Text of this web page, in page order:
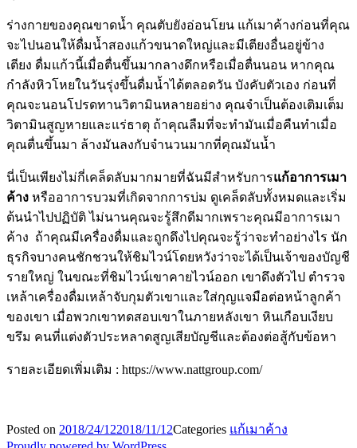
ร่างกายของคุณขาดน้ำ คุณตับยังอ่อนโยน แก้เมาค้างก่อนที่คุณ
จะไปนอนให้ดื่มน้ำสองแก้วขนาดใหญ่และมีเตียงอื่นอยู่ข้าง
เตียง ดื่มแก้วนี้เมื่อตื่นขึ้นมากลางดึกหรือเมื่อตื่นนอน หากคุณ
กำลังหิวโหยในวันรุ่งขึ้นดื่มน้ำได้ตลอดวัน บังคับตัวเอง ก่อนที่
คุณจะนอนโปรดทานวิตามินหลายอย่าง คุณจำเป็นต้องเติมเต็ม
วิตามินสูญหายและแร่ธาตุ ถ้าคุณลืมที่จะทำมันเมื่อคืนทำเมื่อ
คุณตื่นขึ้นมา ล้างมันลงกับจำนวนมากที่คุณมันน้ำ
นี่เป็นเพียงไม่กี่เคล็ดลับมากมายที่ฉันมีสำหรับการแก้อาการเมา
ค้าง หรืออาการบวมที่เกิดจากการบ่ม ดูเคล็ดลับทั้งหมดและเริ่ม
ต้นนำไปปฏิบัติ ไม่นานคุณจะรู้สึกดีมากเพราะคุณมีอาการเมา
ค้าง ถ้าคุณมีเครื่องดื่มและถูกดึงไปคุณจะรู้ว่าจะทำอย่างไร นัก
ธุรกิจบางคนชักชวนให้ชิมไวน์โดยหวังว่าจะได้เป็นเจ้าของบัญชี
รายใหญ่ ในขณะที่ชิมไวน์เขาคายไวน์ออก เขาดึงตัวไป ตำรวจ
เหล้าเครื่องดื่มเหล้าจับกุมตัวเขาและใส่กุญแจมือต่อหน้าลูกค้า
ของเขา เมื่อพวกเขาทดสอบเขาในภายหลังเขา หินเกือบเงียบ
ขรึม คนที่แต่งตัวประหลาดสูญเสียบัญชีและต้องต่อสู้กับข้อหา
รายละเอียดเพิ่มเติม : https://www.nattgroup.com/
Posted on 2018/24/122018/11/12Categories แก้เมาค้าง